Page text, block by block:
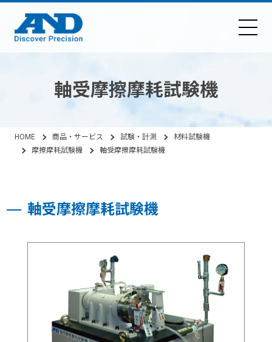
軸受摩擦摩耗試験機
HOME 商品・サービス 試験・計測
材料試験機
摩擦摩耗試験機
軸受摩擦摩耗試験機
軸受摩擦摩耗試験機